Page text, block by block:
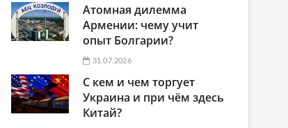
Атомная дилемма
Армении: чему учит
опыт Болгарии?
31.07.2026
С кем и чем торгует
Украина и при чём здесь
Китай?